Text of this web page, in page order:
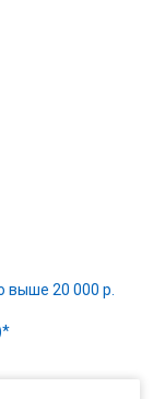
20 000 р.